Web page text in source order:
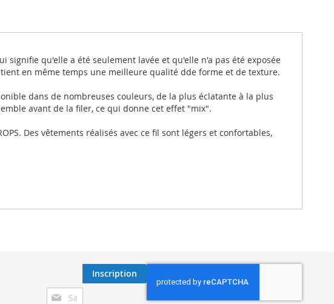
signifie qu'elle a été seulement lavée et qu'elle n'a pas été exposée
en même temps une meilleure qualité dde forme et de texture.
dans de nombreuses couleurs, de la plus éclatante à la plus
avant de la filer, ce qui donne cet effet "mix".
Des vêtements réalisés avec ce fil sont légers et confortables,
Inscription
Inscription